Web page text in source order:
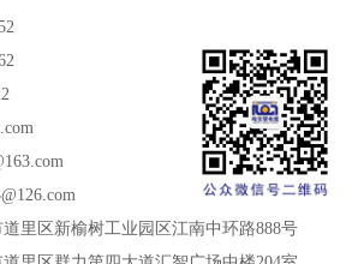
里区新榆树工业园区江南中环路888号